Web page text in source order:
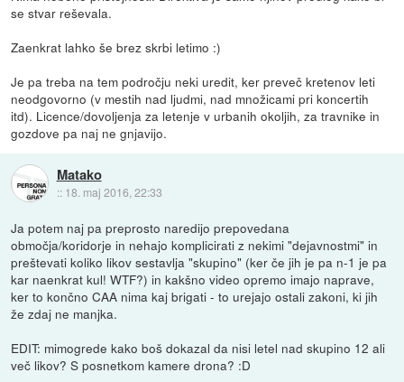
se stvar reševala.
Zaenkrat lahko še brez skrbi letimo :)
Je pa treba na tem področju neki uredit, ker preveč kretenov leti
neodgovorno (v mestih nad ljudmi, nad množicami pri koncertih
itd). Licence/dovoljenja za letenje v urbanih okoljih, za travnike in
gozdove pa naj ne gnjavijo.
Matako
:: 18. maj 2016, 22:33
Ja potem naj pa preprosto naredijo prepovedana
območja/koridorje in nehajo komplicirati z nekimi "dejavnostmi" in
preštevati koliko likov sestavlja "skupino" (ker če jih je pa n-1 je pa
kar naenkrat kul! WTF?) in kakšno video opremo imajo naprave,
ker to končno CAA nima kaj brigati - to urejajo ostali zakoni, ki jih
že zdaj ne manjka.
EDIT: mimogrede kako boš dokazal da nisi letel nad skupino 12 ali
več likov? S posnetkom kamere drona? :D